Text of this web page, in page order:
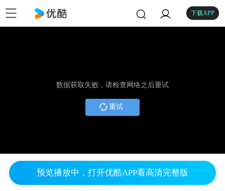
下载APP
数据获取失败，请检查网络之后重试
重试
预览播放中，打开优酷APP看高清完整版